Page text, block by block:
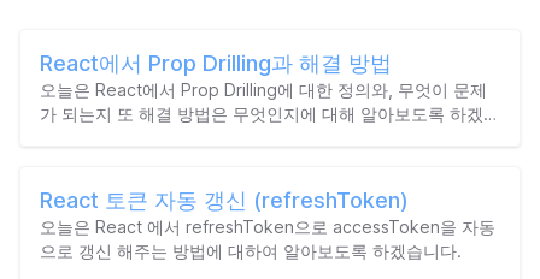
React에서 Prop Drilling과 해결 방법
오늘은 React에서 Prop Drilling에 대한 정의와, 무엇이 문제
가 되는지 또 해결 방법은 무엇인지에 대해 알아보도록 하겠습
React 토큰 자동 갱신 (refreshToken)
오늘은 React 에서 refreshToken으로 accessToken을 자동
으로 갱신 해주는 방법에 대하여 알아보도록 하겠습니다.